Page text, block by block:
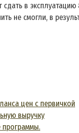
в
не смогли, в
цен с первичкой
выручку
программы.